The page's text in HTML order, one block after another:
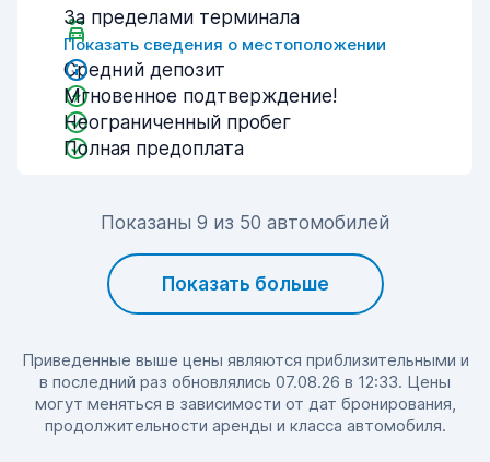
За пределами терминала
Показать сведения о местоположении
Средний депозит
Мгновенное подтверждение!
Неограниченный пробег
Полная предоплата
Показаны 9 из 50 автомобилей
Показать больше
Приведенные выше цены являются приблизительными и
в последний раз обновлялись 07.08.26 в 12:33. Цены
могут меняться в зависимости от дат бронирования,
продолжительности аренды и класса автомобиля.